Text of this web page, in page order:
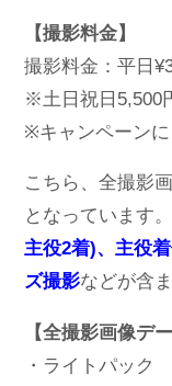
【撮影料金】
撮影料金：平日
※土日祝日5,500
※キャンペーンに
こちら、全撮影
となっています
主役2着)、主役
ズ撮影などが含ま
【全撮影画像デ
・ライトパック